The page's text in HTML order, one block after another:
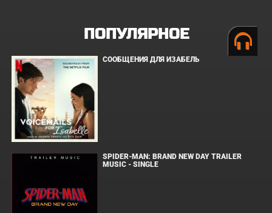
ПОПУЛЯРНОЕ
СООБЩЕНИЯ ДЛЯ ИЗАБЕЛЬ
SPIDER-MAN: BRAND NEW DAY TRAILER
MUSIC - SINGLE